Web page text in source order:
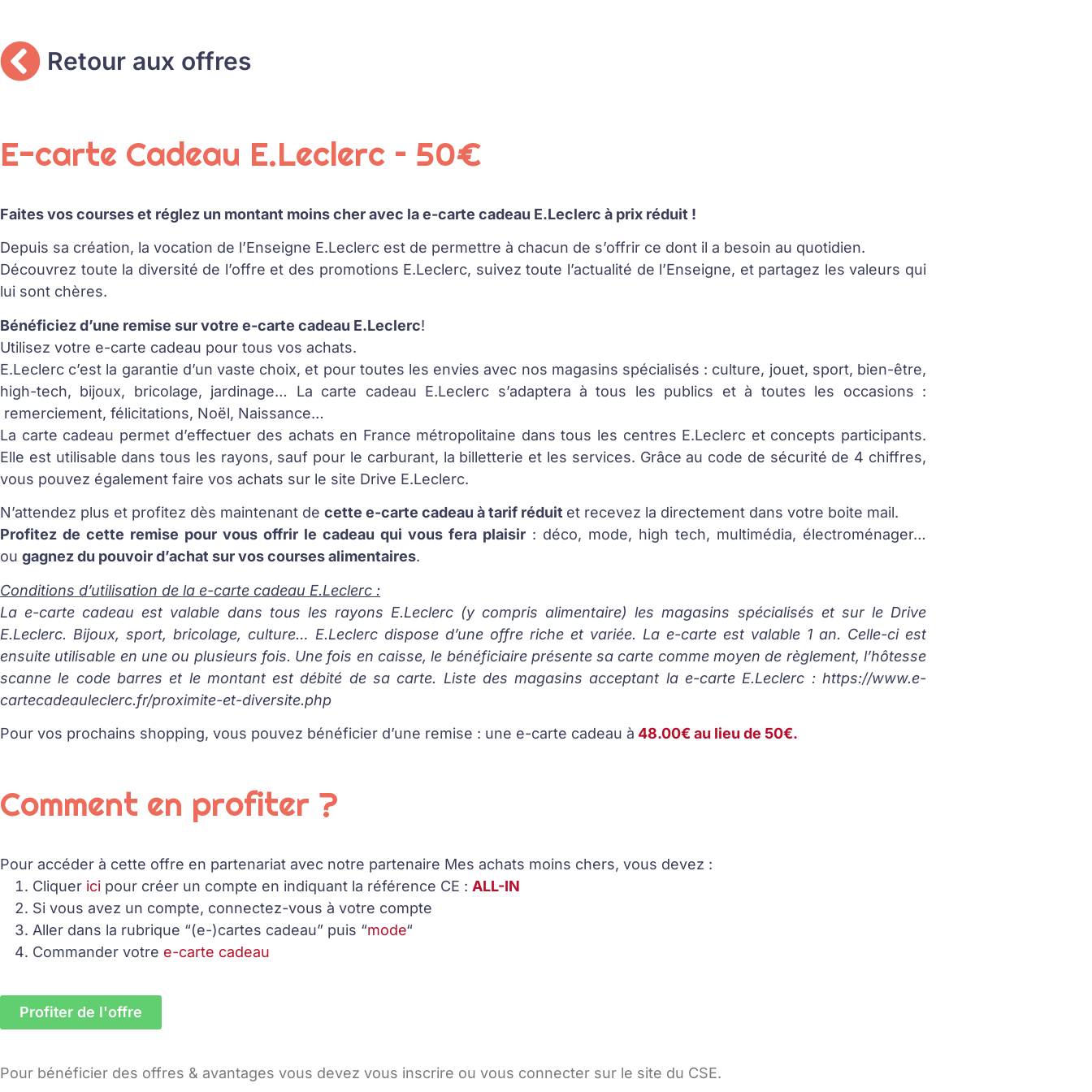
Retour aux offres
E-carte Cadeau E.Leclerc – 50€
Faites vos courses et réglez un montant moins cher avec la e-carte cadeau E.Leclerc à prix réduit !
Depuis sa création, la vocation de l’Enseigne E.Leclerc est de permettre à chacun de s’offrir ce dont il a besoin au quotidien.
Découvrez toute la diversité de l’offre et des promotions E.Leclerc, suivez toute l’actualité de l’Enseigne, et partagez les valeurs qui
lui sont chères.
Bénéficiez d’une remise sur votre e-carte cadeau E.Leclerc!
Utilisez votre e-carte cadeau pour tous vos achats.
E.Leclerc c’est la garantie d’un vaste choix, et pour toutes les envies avec nos magasins spécialisés : culture, jouet, sport, bien-être,
high-tech, bijoux, bricolage, jardinage… La carte cadeau E.Leclerc s’adaptera à tous les publics et à toutes les occasions :
remerciement, félicitations, Noël, Naissance…
La carte cadeau permet d’effectuer des achats en France métropolitaine dans tous les centres E.Leclerc et concepts participants.
Elle est utilisable dans tous les rayons, sauf pour le carburant, la billetterie et les services. Grâce au code de sécurité de 4 chiffres,
vous pouvez également faire vos achats sur le site Drive E.Leclerc.
N’attendez plus et profitez dès maintenant de cette e-carte cadeau à tarif réduit et recevez la directement dans votre boite mail.
Profitez de cette remise pour vous offrir le cadeau qui vous fera plaisir : déco, mode, high tech, multimédia, électroménager…
ou gagnez du pouvoir d’achat sur vos courses alimentaires.
Conditions d’utilisation de la e-carte cadeau E.Leclerc :
La e-carte cadeau est valable dans tous les rayons E.Leclerc (y compris alimentaire) les magasins spécialisés et sur le Drive
E.Leclerc. Bijoux, sport, bricolage, culture… E.Leclerc dispose d’une offre riche et variée. La e-carte est valable 1 an. Celle-ci est
ensuite utilisable en une ou plusieurs fois. Une fois en caisse, le bénéficiaire présente sa carte comme moyen de règlement, l’hôtesse
scanne le code barres et le montant est débité de sa carte. Liste des magasins acceptant la e-carte E.Leclerc : https://www.e-
cartecadeauleclerc.fr/proximite-et-diversite.php
Pour vos prochains shopping, vous pouvez bénéficier d’une remise : une e-carte cadeau à 48.00€ au lieu de 50€.
Comment en profiter ?
Pour accéder à cette offre en partenariat avec notre partenaire Mes achats moins chers, vous devez :
Cliquer ici pour créer un compte en indiquant la référence CE : ALL-IN
Si vous avez un compte, connectez-vous à votre compte
Aller dans la rubrique “(e-)cartes cadeau” puis “mode“
Commander votre e-carte cadeau
Profiter de l'offre
Pour bénéficier des offres & avantages vous devez vous inscrire ou vous connecter sur le site du CSE.